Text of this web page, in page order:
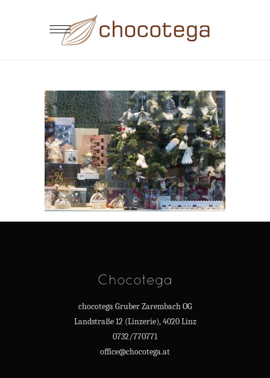
Chocotega
chocotega Gruber Zarembach OG
Landstraße 12 (Linzerie), 4020 Linz
0732/770771
office@chocotega.at